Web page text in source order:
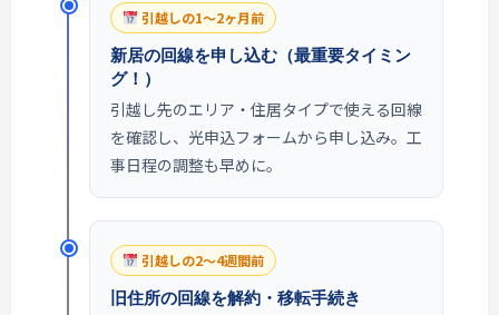
引越しの1〜2ヶ月前
新居の回線を申し込む（最重要タイミン
グ！）
引越し先のエリア・住居タイプで使える回線
を確認し、光申込フォームから申し込み。工
事日程の調整も早めに。
引越しの2〜4週間前
旧住所の回線を解約・移転手続き